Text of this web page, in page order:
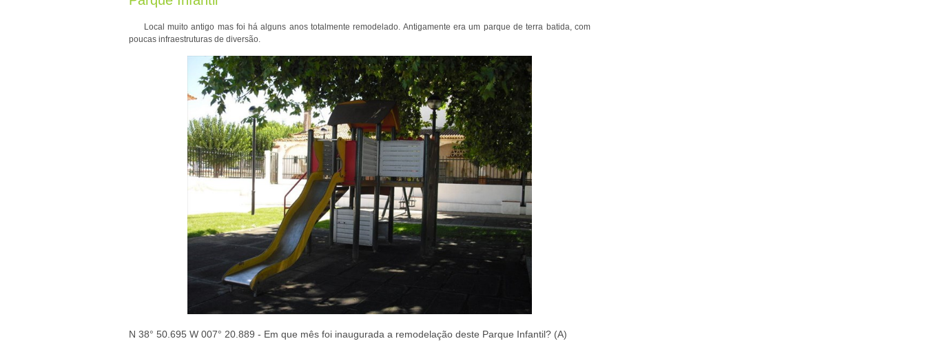
Local muito antigo mas foi há alguns anos totalmente remodelado. Antigamente era um parque de terra batida, com
poucas infraestruturas de diversão.
N 38° 50.695 W 007° 20.889 - Em que mês foi inaugurada a remodelação deste Parque Infantil? (A)